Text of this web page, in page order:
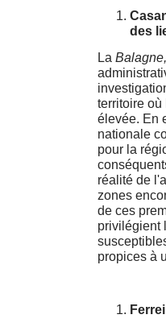
des
La Balagne,
territoire
élevée. En
nationale
pour la
réalité de
zones
de ces
privilégient
propices à